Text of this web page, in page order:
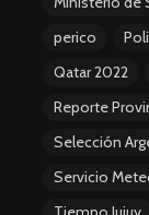
perico
Qatar 2022
Reporte
Selección
Servicio